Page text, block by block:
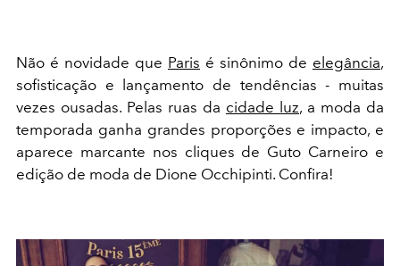
Não é novidade que Paris é sinônimo de elegância,
sofisticação e lançamento de tendências - muitas
vezes ousadas. Pelas ruas da cidade luz, a moda da
temporada ganha grandes proporções e impacto, e
aparece marcante nos cliques de Guto Carneiro e
edição de moda de Dione Occhipinti. Confira!